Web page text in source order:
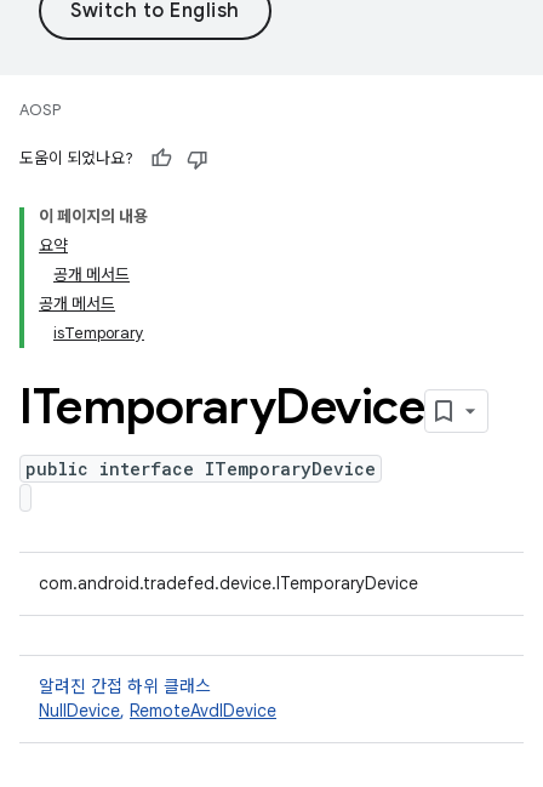
AOSP
도움이 되었나요?
이 페이지의 내용
요약
공개 메서드
공개 메서드
isTemporary
ITemporaryDevice
public interface ITemporaryDevice
com.android.tradefed.device.ITemporaryDevice
알려진 간접 하위 클래스
NullDevice, RemoteAvdIDevice